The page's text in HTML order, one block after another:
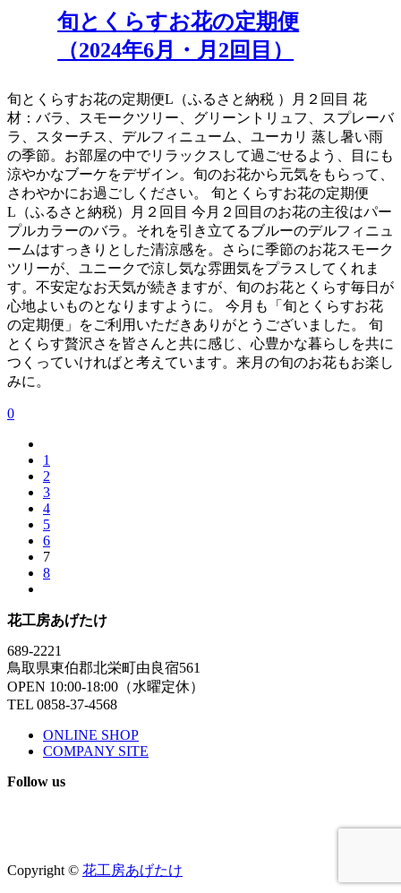
旬とくらすお花の定期便
（2024年6月・月2回目）
旬とくらすお花の定期便L（ふるさと納税 ）月２回目 花
材：バラ、スモークツリー、グリーントリュフ、スプレーバ
ラ、スターチス、デルフィニューム、ユーカリ 蒸し暑い雨
の季節。お部屋の中でリラックスして過ごせるよう、目にも
涼やかなブーケをデザイン。旬のお花から元気をもらって、
さわやかにお過ごしください。 旬とくらすお花の定期便
L（ふるさと納税）月２回目 今月２回目のお花の主役はパー
プルカラーのバラ。それを引き立てるブルーのデルフィニュ
ームはすっきりとした清涼感を。さらに季節のお花スモーク
ツリーが、ユニークで涼し気な雰囲気をプラスしてくれま
す。不安定なお天気が続きますが、旬のお花とくらす毎日が
心地よいものとなりますように。 今月も「旬とくらすお花
の定期便」をご利用いただきありがとうございました。 旬
とくらす贅沢さを皆さんと共に感じ、心豊かな暮らしを共に
つくっていければと考えています。来月の旬のお花もお楽し
みに。
0
1
2
3
4
5
6
7
8
花工房あげたけ
689-2221
鳥取県東伯郡北栄町由良宿561
OPEN 10:00-18:00（水曜定休）
TEL 0858-37-4568
ONLINE SHOP
COMPANY SITE
Follow us
Copyright © 花工房あげたけ